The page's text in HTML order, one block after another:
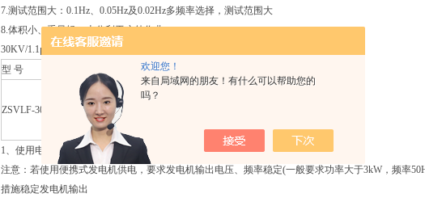
欢迎您！
来自局域网的朋友！有什么可以帮助您的
吗？
7.测试范围大：0.1Hz、0.05Hz及0.02Hz多频率选择，测试范围大
8.体积小、重量轻：十分利于户外作业
30KV/1.1μF（智能/全自动）程控超低频高压发生器产品参数
型 号
重 量
ZSVLF-30/1.1
0.1Hz时≤1.1μF
0.05Hz时≤2.2μF
0.02Hz时≤5.5μF
1、使用电源：220V±10%，50±5%Hz
注意：若使用便携式发电机供电，要求发电机输出电压、频率稳定(一般要求功率大于3kW，频率
措施稳定发电机输出